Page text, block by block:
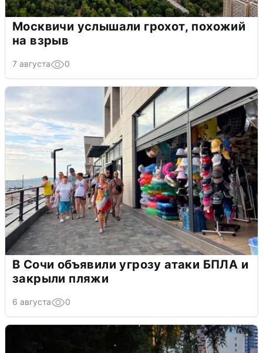
Москвичи услышали грохот, похожий
на взрыв
7 августа 0
В Сочи объявили угрозу атаки БПЛА и
закрыли пляжи
6 августа 0